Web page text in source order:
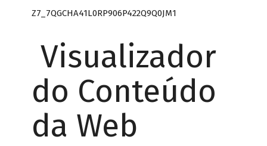
Z7_7QGCHA41L0RP906P422Q9Q0JM1
Visualizador
do Conteúdo
da Web